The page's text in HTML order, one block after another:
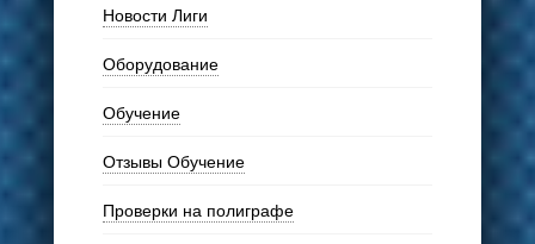
Новости Лиги
Оборудование
Обучение
Отзывы Обучение
Проверки на полиграфе